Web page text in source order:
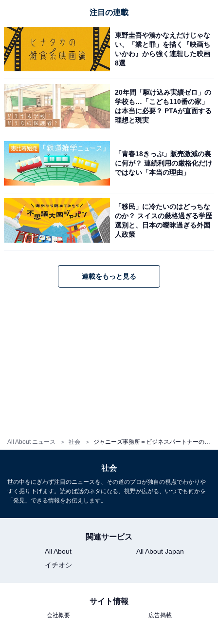
All About ニュース 社会 ジャニーズ事務所＝ビジネスパートナーの日本。報道に“忖度”はあると思う？ 弁護士に見解を聞いた
注目の連載
東野圭吾や湊かなえだけじゃな
い、「業と罪」を描く『映画ち
いかわ』から強く連想した映画
8選
20年間「駆け込み実績ゼロ」の
学校も…「こども110番の家」
は本当に必要？ PTAが直面する
理想と現実
「青春18きっぷ」販売激減の裏
に何が？ 連続利用の厳格化だけ
ではない「本当の理由」
「移民」に冷たいのはどっちな
のか？ スイスの厳格過ぎる学歴
選別と、日本の曖昧過ぎる外国
人政策
連載をもっと見る
社会
世の中をにぎわず注目のニュースを、その道のプロが独自の視点でわかりや
すく掘り下げます。読めば話のネタになる、視野が広がる、いつでも何かを
「発見」できる情報をお伝えします。
関連サービス
All About
All About Japan
イチオシ
サイト情報
会社概要 広告掲載